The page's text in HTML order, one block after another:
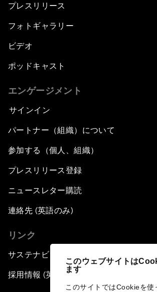
このウェブサイトは
ます
このサイトではCookieを使
プレスリリース
フォトギャラリー
ビデオ
ポッドキャスト
エンゲージメント
サインイン
パートナー（組織）について
参加する（個人、組織）
プレスリリース登録
ニュースレター購読
連絡先 (英語のみ)
リンク
サステナビリティへの取り組み
採用情報 (英語のみ)